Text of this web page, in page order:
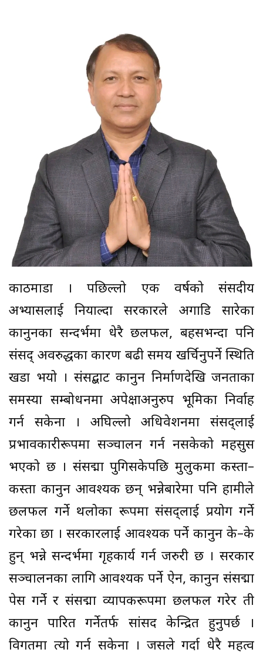
काठमाडौँ । पछिल्लो एक वर्षको संसदीय
अभ्यासलाई नियाल्दा सरकारले अगाडि सारेका
कानुनका सन्दर्भमा धेरै छलफल, बहसभन्दा पनि
संसद् अवरुद्धका कारण बढी समय खर्चिनुपर्ने स्थिति
खडा भयो । संसद्बाट कानुन निर्माणदेखि जनताका
समस्या सम्बोधनमा अपेक्षाअनुरुप भूमिका निर्वाह
गर्न सकेनौँ । अघिल्लो अधिवेशनमा संसद्लाई
प्रभावकारीरूपमा सञ्चालन गर्न नसकेको महसुस
भएको छ । संसद्मा पुगिसकेपछि मुलुकमा कस्ता–
कस्ता कानुन आवश्यक छन् भन्नेबारेमा पनि हामीले
छलफल गर्ने थलोका रूपमा संसद्लाई प्रयोग गर्ने
गरेका छौँ । सरकारलाई आवश्यक पर्ने कानुन के–के
हुन् भन्ने सन्दर्भमा गृहकार्य गर्न जरुरी छ । सरकार
सञ्चालनका लागि आवश्यक पर्ने ऐन, कानुन संसद्मा
पेस गर्ने र संसद्मा व्यापकरूपमा छलफल गरेर ती
कानुन पारित गर्नेतर्फ सांसद केन्द्रित हुनुपर्छ ।
विगतमा त्यो गर्न सकेनौँ । जसले गर्दा धेरै महत्व